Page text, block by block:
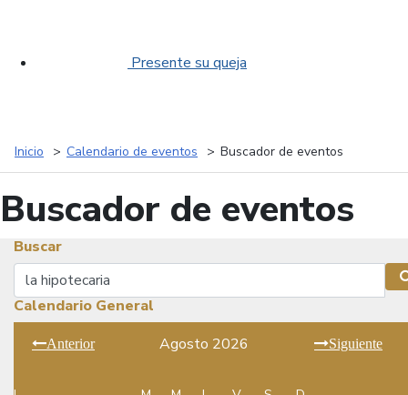
Presente su queja
Inicio Calendario de eventos Buscador de eventos
Buscador de eventos
Buscar
Buscar
Calendario General
Anterior Agosto 2026 Siguiente